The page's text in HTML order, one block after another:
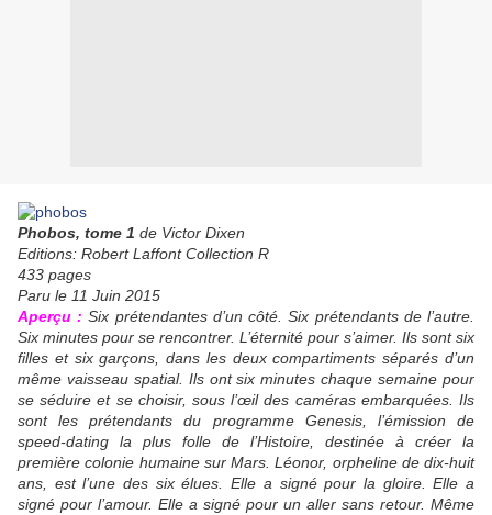
Phobos, tome 1 de Victor Dixen
Editions: Robert Laffont Collection R
433 pages
Paru le 11 Juin 2015
Aperçu : Six prétendantes d’un côté. Six prétendants de l’autre.
Six minutes pour se rencontrer. L’éternité pour s’aimer. Ils sont six
filles et six garçons, dans les deux compartiments séparés d’un
même vaisseau spatial. Ils ont six minutes chaque semaine pour
se séduire et se choisir, sous l’œil des caméras embarquées. Ils
sont les prétendants du programme Genesis, l’émission de
speed-dating la plus folle de l’Histoire, destinée à créer la
première colonie humaine sur Mars. Léonor, orpheline de dix-huit
ans, est l’une des six élues. Elle a signé pour la gloire. Elle a
signé pour l’amour. Elle a signé pour un aller sans retour. Même